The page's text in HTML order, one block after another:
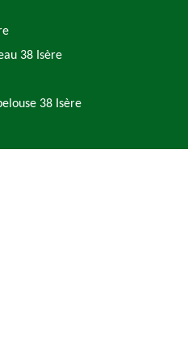
38 Isère
38 Isère